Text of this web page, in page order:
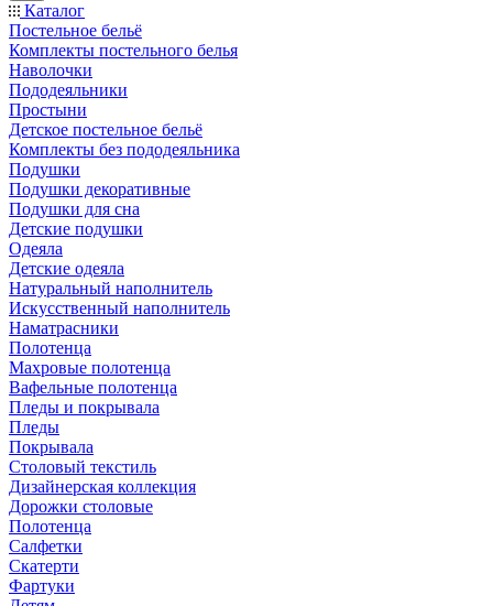
Каталог
Постельное бельё
Комплекты постельного белья
Наволочки
Пододеяльники
Простыни
Детское постельное бельё
Комплекты без пододеяльника
Подушки
Подушки декоративные
Подушки для сна
Детские подушки
Одеяла
Детские одеяла
Натуральный наполнитель
Искуcственный наполнитель
Наматрасники
Полотенца
Махровые полотенца
Вафельные полотенца
Пледы и покрывала
Пледы
Покрывала
Столовый текстиль
Дизайнерская коллекция
Дорожки столовые
Полотенца
Салфетки
Скатерти
Фартуки